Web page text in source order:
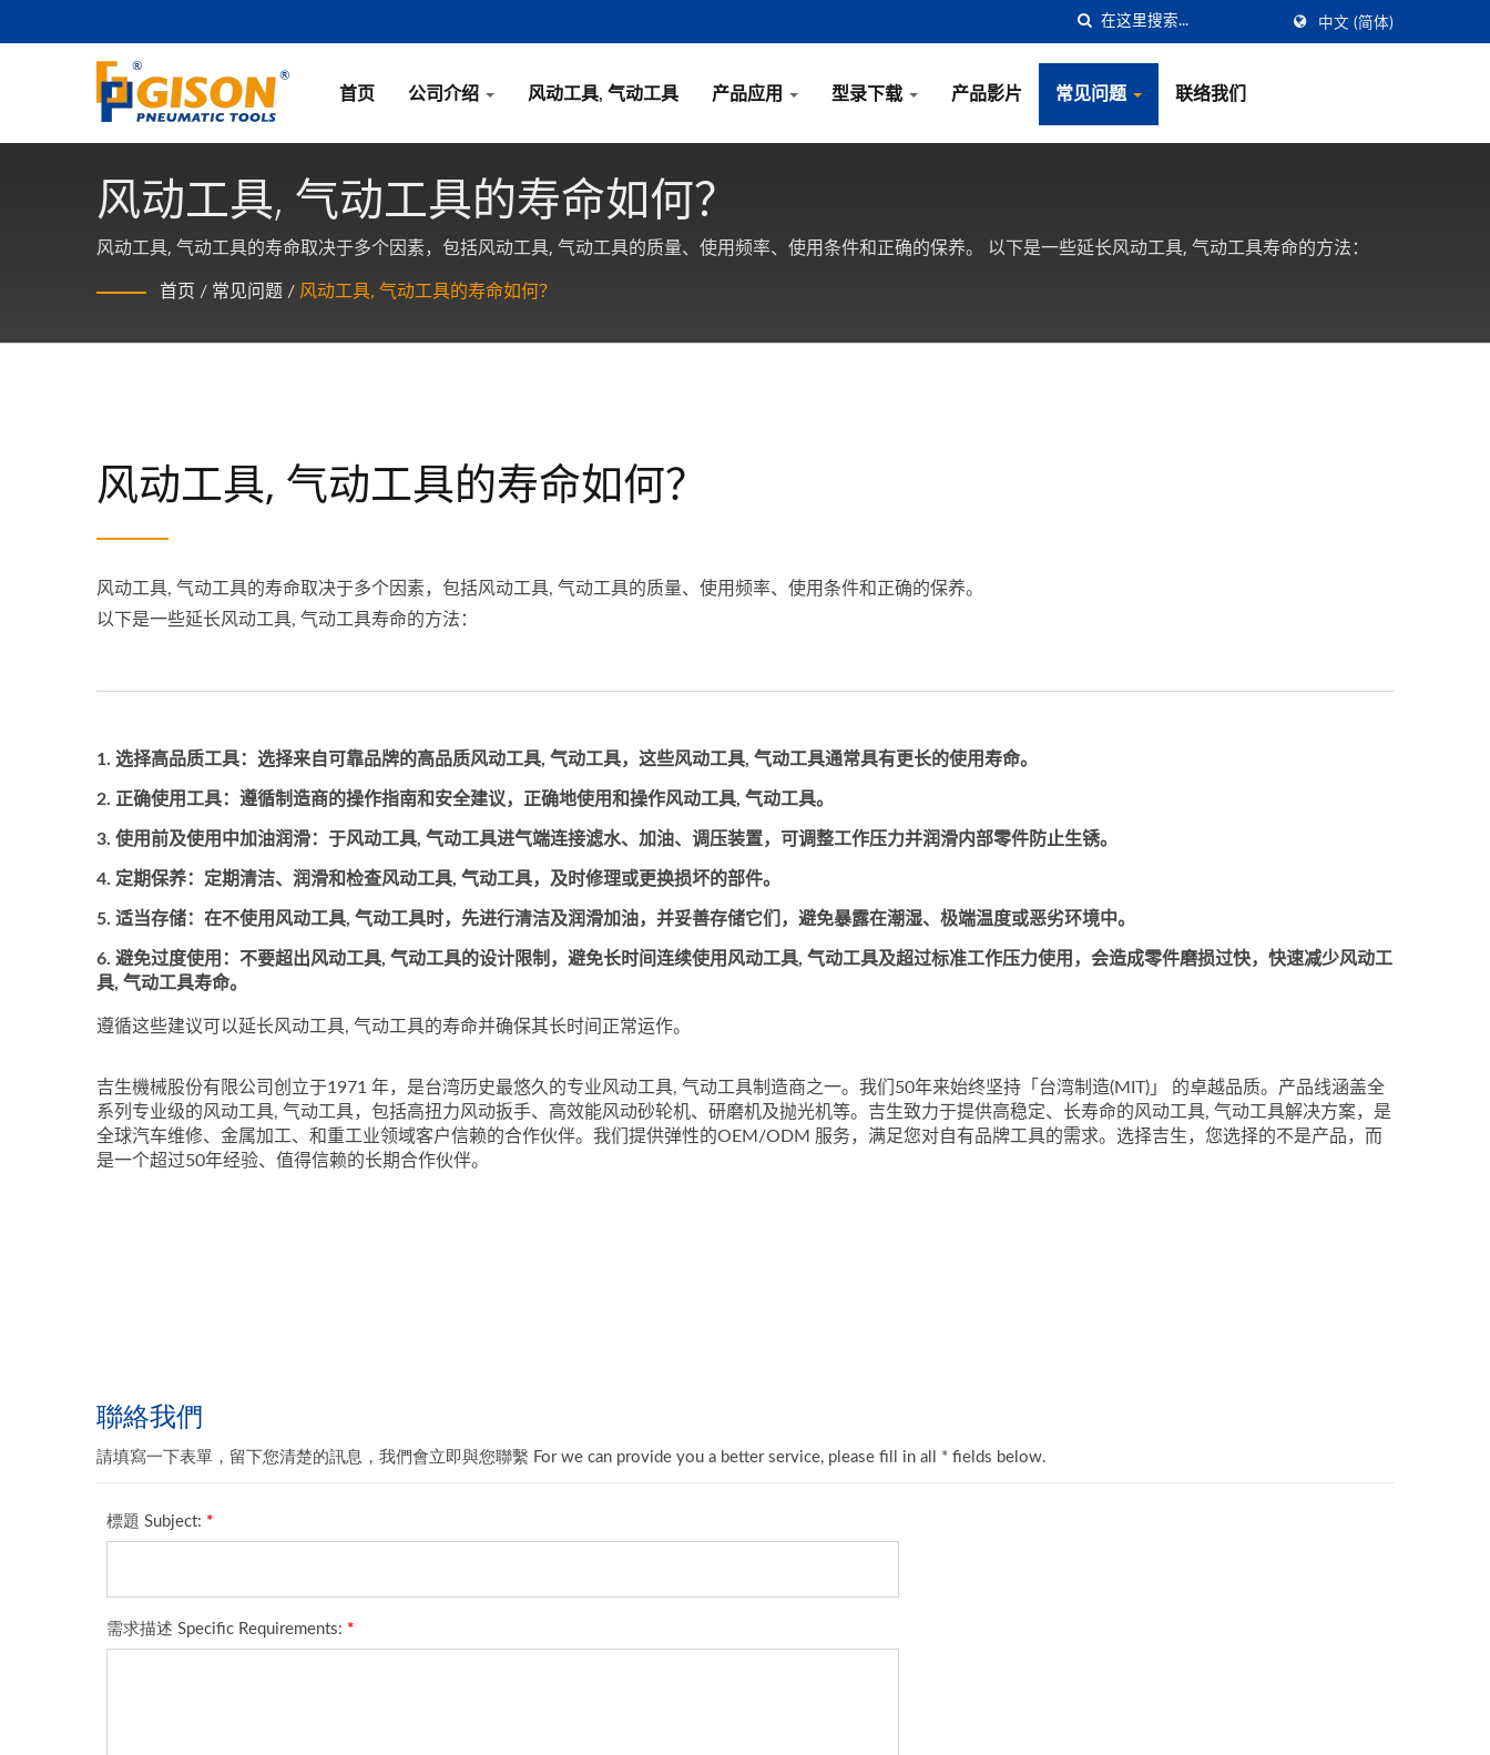
中文 (简体)
首页 公司介绍 风动工具, 气动工具 产品应用 型录下载 产品影片 常见问题 联络我们
风动工具, 气动工具的寿命如何？
风动工具, 气动工具的寿命取决于多个因素，包括风动工具, 气动工具的质量、使用频率、使用条件和正确的保养。 以下是一些延长风动工具, 气动工具寿命的方法：
首页 / 常见问题 / 风动工具, 气动工具的寿命如何？
风动工具, 气动工具的寿命如何？
风动工具, 气动工具的寿命取决于多个因素，包括风动工具, 气动工具的质量、使用频率、使用条件和正确的保养。
以下是一些延长风动工具, 气动工具寿命的方法：
选择高品质工具： 选择来自可靠品牌的高品质风动工具, 气动工具，这些风动工具, 气动工具通常具有更长的使用寿命。
正确使用工具： 遵循制造商的操作指南和安全建议，正确地使用和操作风动工具, 气动工具。
使用前及使用中加油润滑： 于风动工具, 气动工具进气端连接滤水、加油、调压装置，可调整工作压力并润滑内部零件防止生锈。
定期保养： 定期清洁、润滑和检查风动工具, 气动工具，及时修理或更换损坏的部件。
适当存储： 在不使用风动工具, 气动工具时，先进行清洁及润滑加油，并妥善存储它们，避免暴露在潮湿、极端温度或恶劣环境中。
避免过度使用： 不要超出风动工具, 气动工具的设计限制，避免长时间连续使用风动工具, 气动工具及超过标准工作压力使用，会造成零件磨损过快，快速减少风动工
具, 气动工具寿命。
遵循这些建议可以延长风动工具, 气动工具的寿命并确保其长时间正常运作。
吉生機械股份有限公司创立于1971 年，是台湾历史最悠久的专业风动工具, 气动工具制造商之一。我们50年来始终坚持「台湾制造(MIT)」 的卓越品质。产品线涵盖全
系列专业级的风动工具, 气动工具，包括高扭力风动扳手、高效能风动砂轮机、研磨机及抛光机等。吉生致力于提供高稳定、长寿命的风动工具, 气动工具解决方案，是
全球汽车维修、金属加工、和重工业领域客户信赖的合作伙伴。我们提供弹性的OEM/ODM 服务，满足您对自有品牌工具的需求。选择吉生，您选择的不是产品，而
是一个超过50年经验、值得信赖的长期合作伙伴。